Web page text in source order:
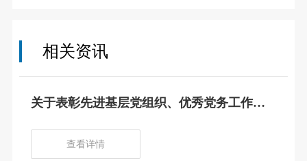
相关资讯
关于表彰先进基层党组织、优秀党务工作
查看详情